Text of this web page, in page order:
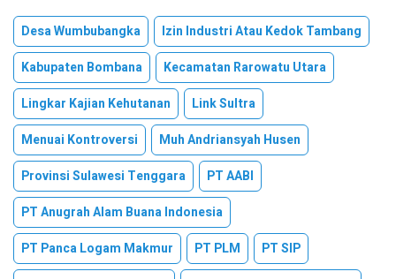
Desa Wumbubangka
Izin Industri Atau Kedok Tambang
Kabupaten Bombana
Kecamatan Rarowatu Utara
Lingkar Kajian Kehutanan
Link Sultra
Menuai Kontroversi
Muh Andriansyah Husen
Provinsi Sulawesi Tenggara
PT AABI
PT Anugrah Alam Buana Indonesia
PT Panca Logam Makmur
PT PLM
PT SIP